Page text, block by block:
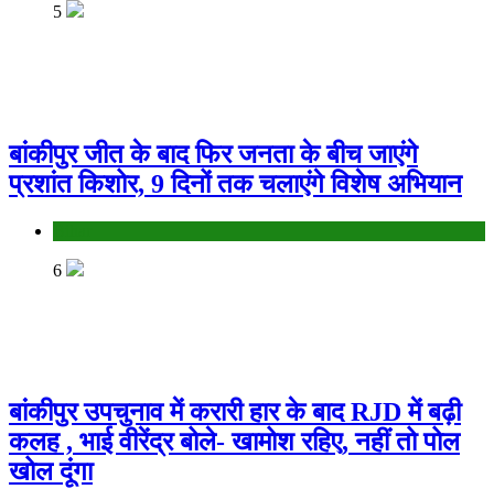
5
बांकीपुर जीत के बाद फिर जनता के बीच जाएंगे
प्रशांत किशोर, 9 दिनों तक चलाएंगे विशेष अभियान
6
बांकीपुर उपचुनाव में करारी हार के बाद RJD में बढ़ी
कलह , भाई वीरेंद्र बोले- खामोश रहिए, नहीं तो पोल
खोल दूंगा